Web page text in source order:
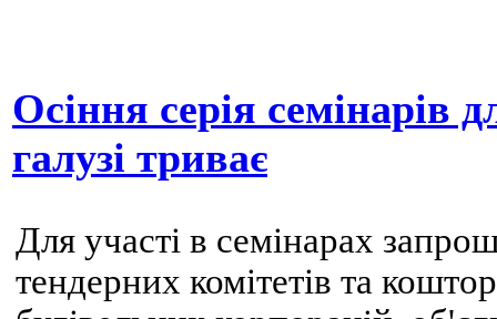
Осіння cерія семінарів
галузі триває
Для участі в семінарах
тендерних комітетів та